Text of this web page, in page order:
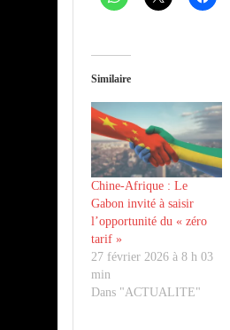
Similaire
Chine-Afrique : Le
Gabon invité à saisir
l’opportunité du « zéro
tarif »
27 février 2026 à 8 h 03
min
Dans "ACTUALITE"